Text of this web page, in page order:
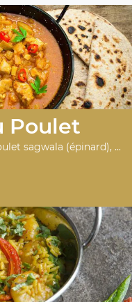
Poulet
sagwala (épinard), ...